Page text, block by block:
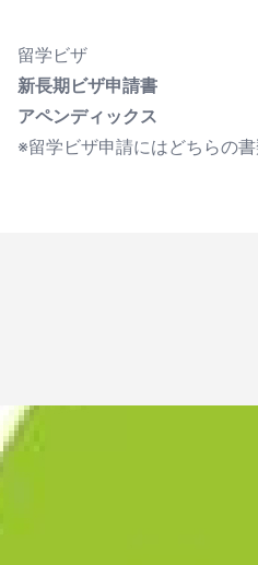
留学ビザ
新長期ビザ申請書
アペンディックス
※留学ビザ申請にはどちらの書